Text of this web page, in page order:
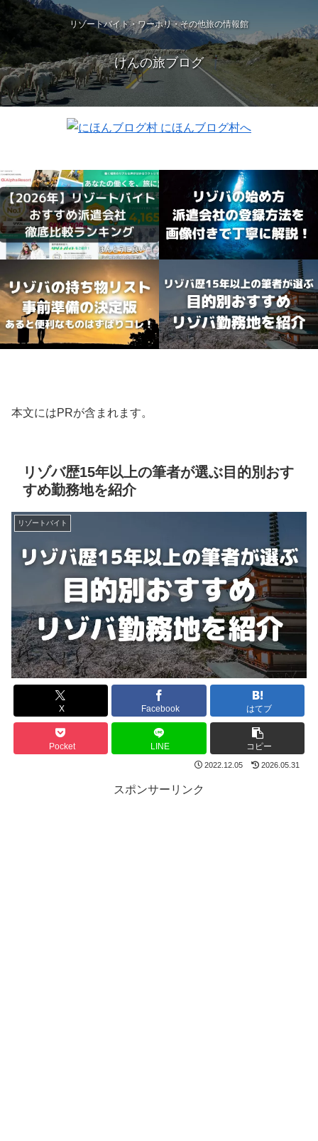
リゾートバイト・ワーホリ・その他旅の情報館
けんの旅ブログ
本文にはPRが含まれます。
リゾバ歴15年以上の筆者が選ぶ目的別おす
すめ勤務地を紹介
リゾートバイト
X Facebook はてブ
Pocket LINE コピー
2022.12.05 2026.05.31
スポンサーリンク